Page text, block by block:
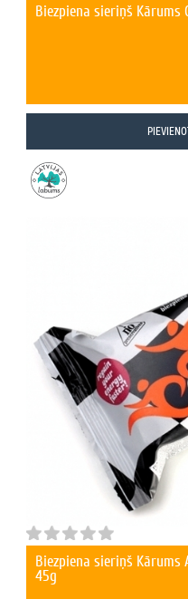
Biezpiena sieriņš Kārums
Biezpiena sieriņš
45g